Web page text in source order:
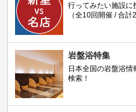
行ってみたい施設に
（全10回開催 / 合計
岩盤浴特集
日本全国の岩盤浴
検索！